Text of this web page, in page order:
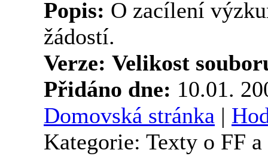
Popis: O zacílení
žádostí.
Verze: Velikost
Přidáno dne: 10.01.
Domovská stránka |
Kategorie: Texty o FF